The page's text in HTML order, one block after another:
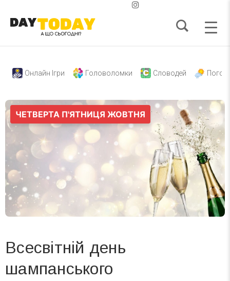
Онлайн Ігри Головоломки Словодей
Всесвітній день
шампанського